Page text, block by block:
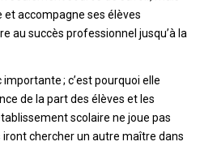
et accompagne ses élèves
au succès professionnel jusqu’à la
; c’est pourquoi elle
de la part des élèves et les
scolaire ne joue pas
chercher un autre maître dans